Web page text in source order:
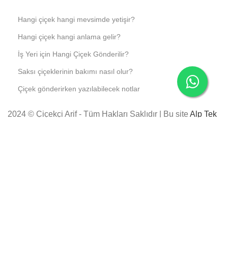
Hangi çiçek hangi mevsimde yetişir?
Hangi çiçek hangi anlama gelir?
İş Yeri için Hangi Çiçek Gönderilir?
Saksı çiçeklerinin bakımı nasıl olur?
Çiçek gönderirken yazılabilecek notlar
2024 © Çiçekçi Arif - Tüm Hakları Saklıdır | Bu site Alp Tek